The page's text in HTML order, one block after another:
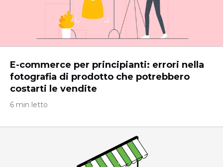
E-commerce per principianti: errori nella
fotografia di prodotto che potrebbero
costarti le vendite
6 min letto